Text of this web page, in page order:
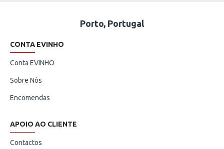
Porto, Portugal
CONTA EVINHO
Conta EVINHO
Sobre Nós
Encomendas
APOIO AO CLIENTE
Contactos